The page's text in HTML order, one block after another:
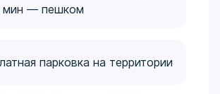
мин — пешком
парковка на территории